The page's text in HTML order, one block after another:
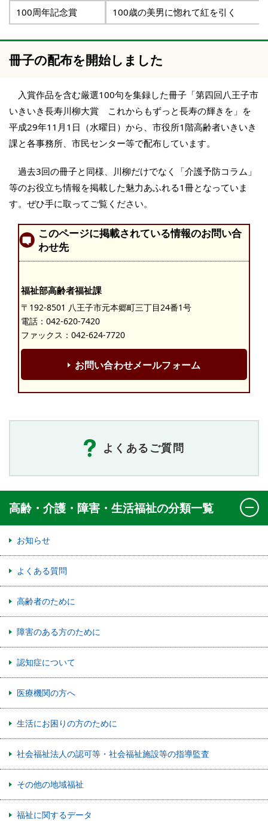
100周年記念賞
100歳の美男に惚れて紅を引く
冊子の配布を開始しました
入賞作品を含む厳選100句を集録した冊子「第四回八王子市
いきいき長寿川柳大賞 これからもずっと長寿の輝きを」を
平成29年11月1日（水曜日）から、市役所1階高齢者いきいき
課と各事務所、市民センター等で配布しています。
過去3回の冊子と同様、川柳だけでなく「介護予防コラム」
等のお役立ち情報を掲載した魅力あふれる1冊となっていま
す。ぜひ手に取ってご覧ください。
このページに掲載されている情報のお問い合
わせ先
福祉部高齢者福祉課
〒192-8501 八王子市元本郷町三丁目24番1号
電話： 042-620-7420
ファックス：042-624-7720
お問い合わせメールフォーム
よくあるご質問
高齢・介護・障害・生活福祉の分類一覧
お知らせ
よくある質問
高齢者のために
障害のある方のために
認知症について
医療機関の方へ
生活にお困りの方のために
社会福祉法人の認可等・社会福祉施設等の指導監査
その他の地域福祉
福祉に関するデータ